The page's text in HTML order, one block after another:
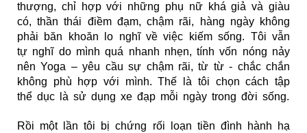
thượng, chỉ hợp với những phụ nữ khá giả và giàu
có, thần thái điềm đạm, chậm rãi, hàng ngày không
phải băn khoăn lo nghĩ về việc kiếm sống. Tôi vẫn
tự nghĩ do mình quá nhanh nhẹn, tính vốn nóng nảy
nên Yoga – yêu cầu sự chậm rãi, từ từ - chắc chắn
không phù hợp với mình. Thế là tôi chọn cách tập
thể dục là sử dụng xe đạp mỗi ngày trong đời sống.
Rồi một lần tôi bị chứng rối loạn tiền đình hành hạ